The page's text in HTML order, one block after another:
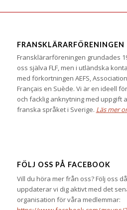
FRANSKLÄRARFÖRENINGEN
Fransklärarföreningen grundades
oss själva FLF, men i utländska
med förkortningen AEFS,
Français en Suède. Vi är en ideell
och facklig anknytning med uppgift
franska språket i Sverige. Läs mer
FÖLJ OSS PÅ FACEBOOK
Vill du höra mer från oss? Följ oss
uppdaterar vi dig aktivt med det
organisation för våra medlemmar: